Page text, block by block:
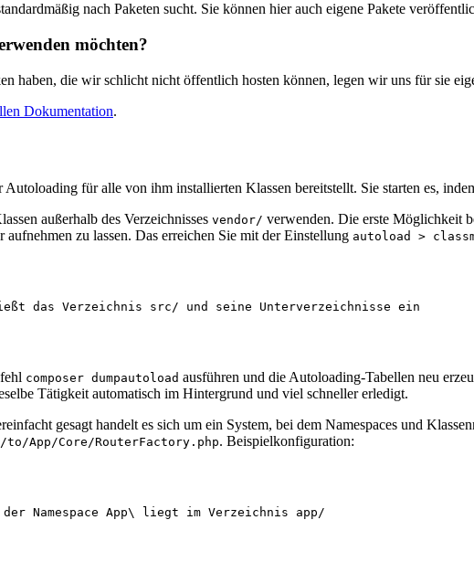
nach Paketen sucht. Sie können hier auch eigene Pakete
möchten?
haben, die wir schlicht nicht öffentlich hosten können, legen wir uns für sie
Dokumentation.
für alle von ihm installierten Klassen bereitstellt. Sie starten es,
außerhalb des Verzeichnisses vendor/ verwenden. Die erste Möglichkeit
zu lassen. Das erreichen Sie mit der Einstellung autoload >
composer dumpautoload ausführen und die Autoloading-Tabellen neu
Tätigkeit automatisch im Hintergrund und viel schneller erledigt.
gesagt handelt es sich um ein System, bei dem Namespaces und
to/App/Core/RouterFactory.php. Beispielkonfiguration: